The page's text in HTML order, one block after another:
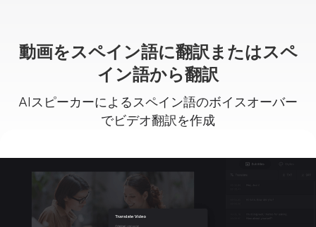
動画をスペイン語に翻訳またはスペ
イン語から翻訳
AIスピーカーによるスペイン語のボイスオーバー
でビデオ翻訳を作成